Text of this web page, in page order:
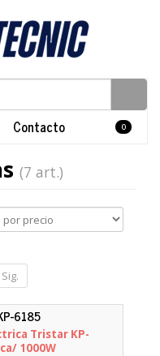
Contacto 0
(7 art.)
Sig.
6185
Tristar KP-
1000W